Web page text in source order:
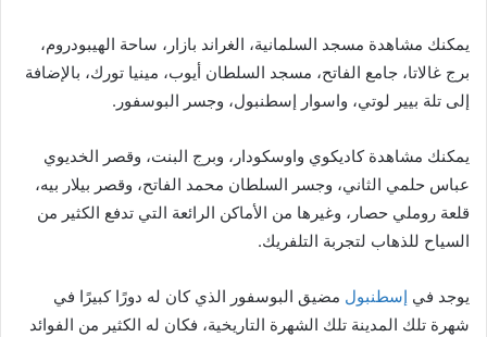
يمكنك مشاهدة مسجد السلمانية، الغراند بازار، ساحة الهيبودروم،
برج غالاتا، جامع الفاتح، مسجد السلطان أيوب، مينيا تورك، بالإضافة
إلى تلة بيير لوتي، واسوار إسطنبول، وجسر البوسفور.
يمكنك مشاهدة كاديكوي واوسكودار، وبرج البنت، وقصر الخديوي
عباس حلمي الثاني، وجسر السلطان محمد الفاتح، وقصر بيلار بيه،
قلعة روملي حصار، وغيرها من الأماكن الرائعة التي تدفع الكثير من
السياح للذهاب لتجربة التلفريك.
يوجد في إسطنبول مضيق البوسفور الذي كان له دورًا كبيرًا في
شهرة تلك المدينة تلك الشهرة التاريخية، فكان له الكثير من الفوائد